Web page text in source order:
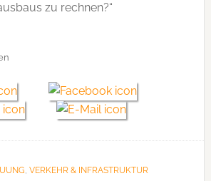
zu rechnen?“
, VERKEHR & INFRASTRUKTUR